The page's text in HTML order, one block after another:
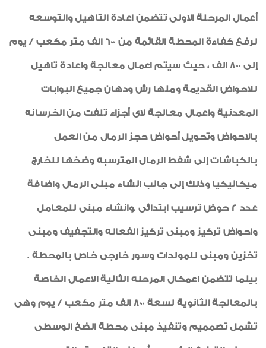
أعمال المرحلة الاولى تتضمن اعادة التاهيل والتوسعه
لرفع كفاءة المحطة القائمة من 600 الف متر مكعب / يوم
إلى 800 الف ، حيث سيتم اعمال معالجة واعادة تاهيل
للاحواض القديمة ومنها رش ودهان جميع البوابات
المعدنية واعمال معالجة لاى أجزاء تلفت من الخرسانه
بالاحواض وتحويل أحواض حجز الرمال من العمل
بالكباشات إلى شفط الرمال المترسبه وضخها للخارج
ميكانيكيا وذلك إلى جانب انشاء مبنى الرمال واضافة
عدد 2 حوض ترسيب ابتدائى .وانشاء مبنى للمعامل
واحواض تركيز ومبنى تركيز الفعاله والتجفيف ومبنى
تخزين ومبنى للمولدات وسور خارجى خاص بالمحطة .
بينما تتضمن اعمكال المرحله الثانية الاعمال الخاصة
بالمعالجة الثانوية لسعة 800 الف متر مكعب / يوم وهى
تشمل تصمميم وتنفيذ مبنى محطة الضخ الوسطى